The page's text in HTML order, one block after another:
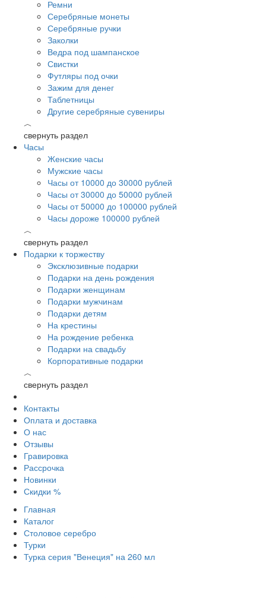
Ремни
Серебряные монеты
Серебряные ручки
Заколки
Ведра под шампанское
Свистки
Футляры под очки
Зажим для денег
Таблетницы
Другие серебряные сувениры
︿
свернуть раздел
Часы
Женские часы
Мужские часы
Часы от 10000 до 30000 рублей
Часы от 30000 до 50000 рублей
Часы от 50000 до 100000 рублей
Часы дороже 100000 рублей
︿
свернуть раздел
Подарки к торжеству
Эксклюзивные подарки
Подарки на день рождения
Подарки женщинам
Подарки мужчинам
Подарки детям
На крестины
На рождение ребенка
Подарки на свадьбу
Корпоративные подарки
︿
свернуть раздел
Контакты
Оплата и доставка
О нас
Отзывы
Гравировка
Рассрочка
Новинки
Скидки %
Главная
Каталог
Столовое серебро
Турки
Турка серия "Венеция" на 260 мл